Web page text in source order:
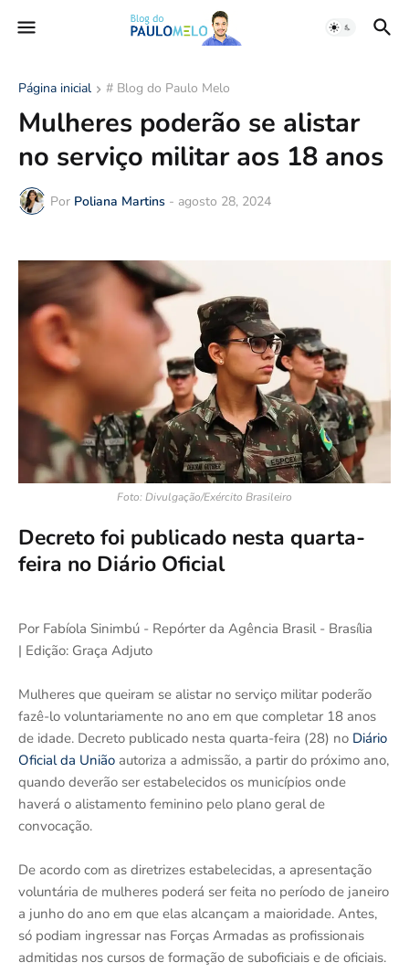
Página inicial # Blog do Paulo Melo
Mulheres poderão se alistar
no serviço militar aos 18 anos
Por Poliana Martins - agosto 28, 2024
Foto: Divulgação/Exército Brasileiro
Decreto foi publicado nesta quarta-
feira no Diário Oficial
Por Fabíola Sinimbú - Repórter da Agência Brasil - Brasília
| Edição: Graça Adjuto
Mulheres que queiram se alistar no serviço militar poderão
fazê-lo voluntariamente no ano em que completar 18 anos
de idade. Decreto publicado nesta quarta-feira (28) no Diário
Oficial da União autoriza a admissão, a partir do próximo ano,
quando deverão ser estabelecidos os municípios onde
haverá o alistamento feminino pelo plano geral de
convocação.
De acordo com as diretrizes estabelecidas, a apresentação
voluntária de mulheres poderá ser feita no período de janeiro
a junho do ano em que elas alcançam a maioridade. Antes,
só podiam ingressar nas Forças Armadas as profissionais
admitidas nos cursos de formação de suboficiais e de oficiais.